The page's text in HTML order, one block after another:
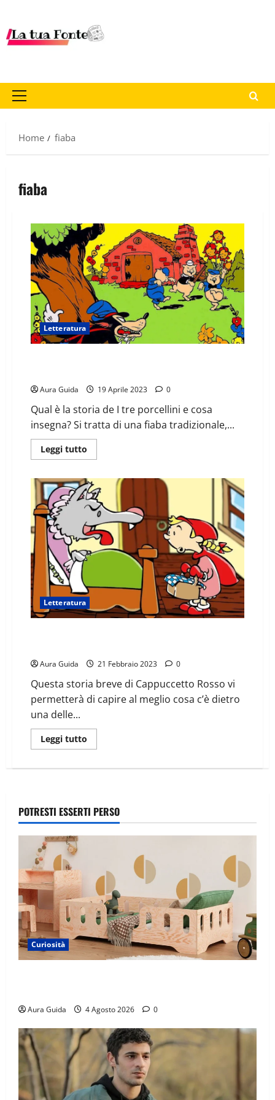
Home fiaba
fiaba
Letteratura
Aura Guida 19 Aprile 2023 0
Qual è la storia de I tre porcellini e cosa
insegna? Si tratta di una fiaba tradizionale,...
Leggi tutto
Letteratura
Aura Guida 21 Febbraio 2023 0
Questa storia breve di Cappuccetto Rosso vi
permetterà di capire al meglio cosa c’è dietro
una delle...
Leggi tutto
POTRESTI ESSERTI PERSO
Curiosità
Aura Guida 4 Agosto 2026 0